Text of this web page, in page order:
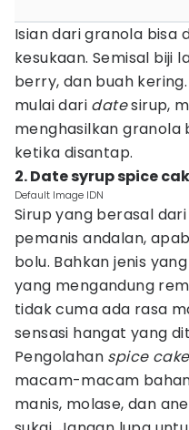
Isian dari granola bisa
kesukaan. Semisal biji
berry, dan buah
mulai dari datesirup,
menghasilkan granola
ketika disantap.
2. Date syrup spice
Default Image IDN
Sirup yang berasal
pemanis andalan,
bolu. Bahkan jenis
yang mengandung
tidak cuma ada rasa
sensasi hangat yang
Pengolahan spice cake
macam-macam
manis, molase, dan